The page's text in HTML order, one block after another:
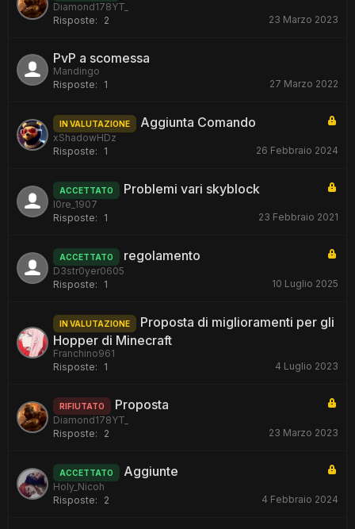
Diamond178YT_
Risposte:
2 23 Marzo 2023
PvP a scomessa
Mandingo
Risposte:
1 27 Marzo 2022
IN VALUTAZIONE Aggiunta Comando
xShadowHDz
Risposte:
1 26 Febbraio 2024
ACCETTATO Problemi vari skyblock
l0re_1907
Risposte:
1 23 Febbraio 2021
ACCETTATO regolamento
D3str0yer0605
Risposte:
1 10 Luglio 2025
IN VALUTAZIONE
Proposta di miglioramenti per gli
Hopper di Minecraft
Franchino961
Risposte:
1 4 Luglio 2023
RIFIUTATO Proposta
Diamond178YT_
Risposte:
2 23 Marzo 2023
ACCETTATO Aggiunte
Holy_Nicoh
Risposte:
2 4 Febbraio 2024